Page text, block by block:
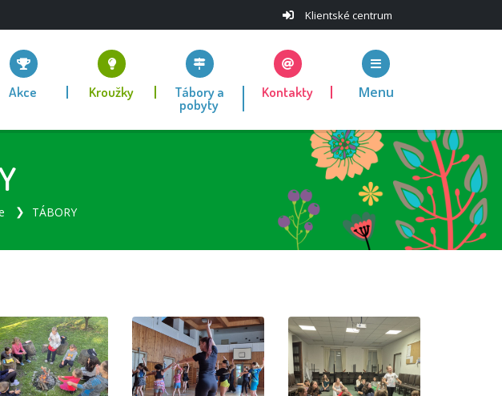
Klientské centrum
Akce Kroužky Tábory a
pobyty
Kontakty Menu
TÁBORY